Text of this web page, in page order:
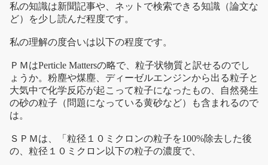
私の知識は新聞記事や、ネットで検索できる知識（論文な
ど）を少し読んだ程度です。
私の理解の度合いは以下の程度です。
ＰＭはPerticle Mattersの略で、粒子状物質と訳せるのでし
ょうか。粉塵や煤塵、ディーゼルエンジンから出る粒子と
大気中で化学反応が起こって粒子になったもの、自然発生
の砂の粒子（問題になっている黄砂など）も含まれるので
は。
ＳＰＭは、「粒径１０ミクロンの粒子を100%除去した後
の、粒径１０ミクロン以下の粒子の濃度で、